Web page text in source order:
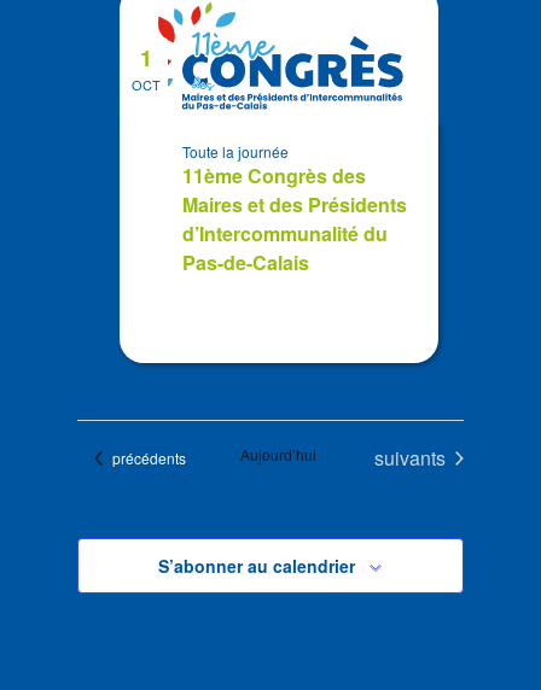
OCT
1
11ème Congrès des
Maires et des Présidents
d’Intercommunalité du
Pas-de-Calais
Toute la journée
Évènements
précédents Aujourd’hui Évènements
suivants
S’abonner au calendrier